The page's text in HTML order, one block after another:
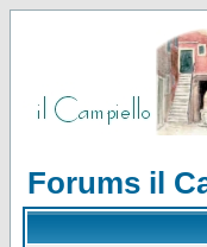
Forums il